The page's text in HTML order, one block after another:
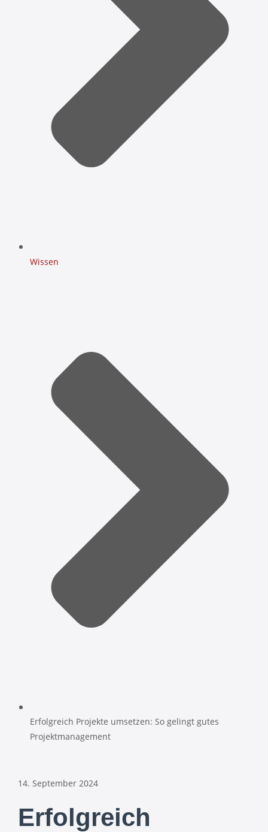
Wissen
Erfolgreich Projekte umsetzen: So gelingt gutes
Projektmanagement
14. September 2024
Erfolgreich